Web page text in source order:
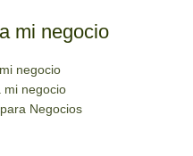
mi negocio
negocio
mi negocio
Negocios